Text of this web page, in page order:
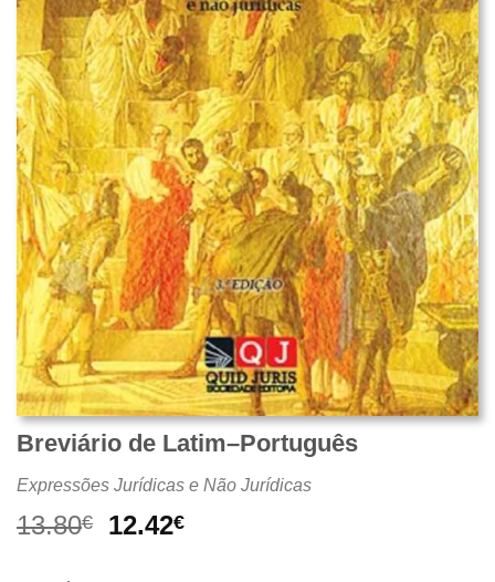
Breviário de Latim–Português
Expressões Jurídicas e Não Jurídicas
13.80€
O
12.42€O